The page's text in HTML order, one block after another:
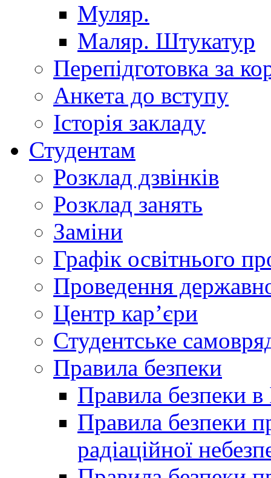
Муляр.
Маляр. Штукатур
Перепідготовка за
Анкета до вступу
Історія закладу
Студентам
Розклад дзвінків
Розклад занять
Заміни
Графік освітнього
Проведення
Центр кар’єри
Студентське
Правила безпеки
Правила безпеки в
Правила безпеки
радіаційної